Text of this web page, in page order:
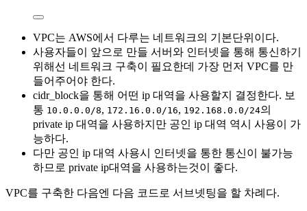
VPC는 AWS에서 다루는 네트워크의 기본단위이다.
사용자들이 앞으로 만들 서버와 인터넷을 통해 통신하기
위해선 네트워크 구축이 필요한데 가장 먼저 VPC를 만
들어주어야 한다.
cidr_block을 통해 어떤 ip 대역을 사용할지 결정한다. 보
통 10.0.0.0/8, 172.16.0.0/16, 192.168.0.0/24의
private ip 대역을 사용하지만 공인 ip 대역 역시 사용이 가
능하다.
다만 공인 ip 대역 사용시 인터넷을 통한 통신이 불가능
하므로 private ip대역을 사용하는것이 좋다.
VPC를 구축한 다음엔 다음 코드로 서브넷팅을 할 차례다.